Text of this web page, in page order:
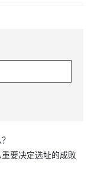
要决定选址的成败